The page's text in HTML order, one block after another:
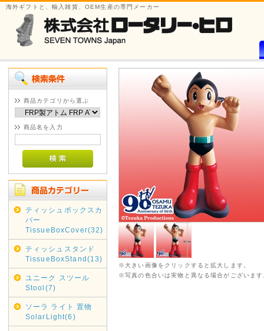
海外ギフトと、輸入雑貨、OEM生産の専門メーカー
商品カテゴリから選ぶ
商品名を入力
ティッシュボックスカ
バー
TissueBoxCover(32)
ティッシュスタンド
TissueBoxStand(13)
ユニーク スツール
Stool(7)
ソーラ ライト 置物
SolarLight(6)
※大きい画像をクリックすると拡大します。
※写真の色合いは実物と異なる場合がございます